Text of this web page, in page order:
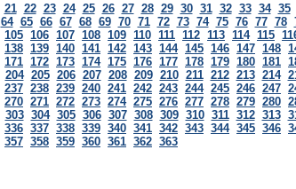
21 22 23 24 25 26 27 28 29 30 31 32 33 34 35
64 65 66 67 68 69 70 71 72 73 74 75 76 77 78
105 106 107 108 109 110 111 112 113 114 115
138 139 140 141 142 143 144 145 146 147 148
171 172 173 174 175 176 177 178 179 180 181
204 205 206 207 208 209 210 211 212 213 214
237 238 239 240 241 242 243 244 245 246 247
270 271 272 273 274 275 276 277 278 279 280
303 304 305 306 307 308 309 310 311 312 313
336 337 338 339 340 341 342 343 344 345 346
357 358 359 360 361 362 363